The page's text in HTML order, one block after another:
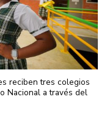
reciben tres colegios
Nacional a través del